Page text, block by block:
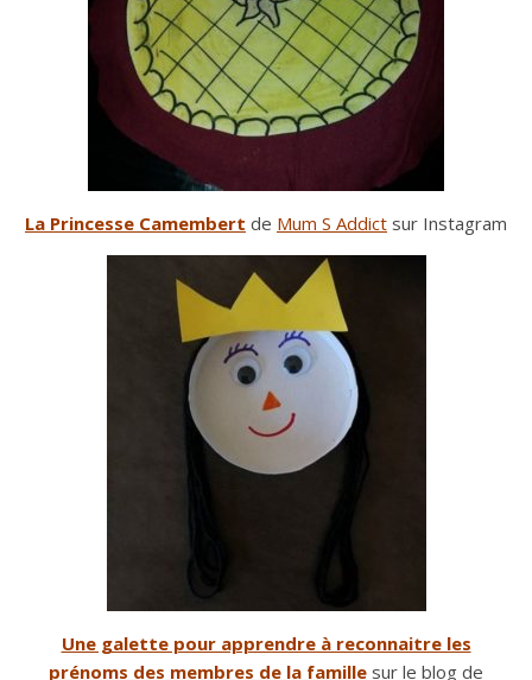
La Princesse Camembert de Mum S Addict sur Instagram
Une galette pour apprendre à reconnaitre les
prénoms des membres de la famille sur le blog de